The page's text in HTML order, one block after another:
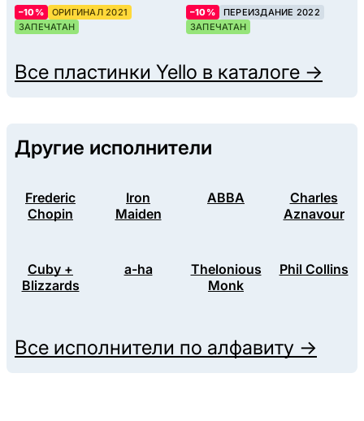
–10%
ОРИГИНАЛ 2021
ЗАПЕЧАТАН
–10%
ПЕРЕИЗДАНИЕ 2022
ЗАПЕЧАТАН
Все пластинки Yello в каталоге →
Другие исполнители
Frederic
Chopin
Iron
Maiden
ABBA
Charles
Aznavour
Cuby +
Blizzards
a-ha
Thelonious
Monk
Phil Collins
Все исполнители по алфавиту →